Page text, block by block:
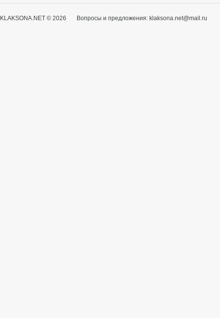
KLAKSONA.NET © 2026 Вопросы и предложения: klaksona.net@mail.ru